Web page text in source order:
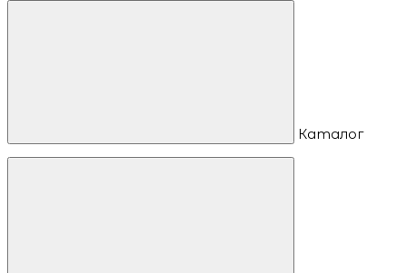
Каталог